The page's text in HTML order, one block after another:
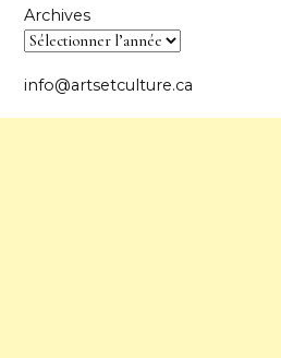
Archives
info@artsetculture.ca